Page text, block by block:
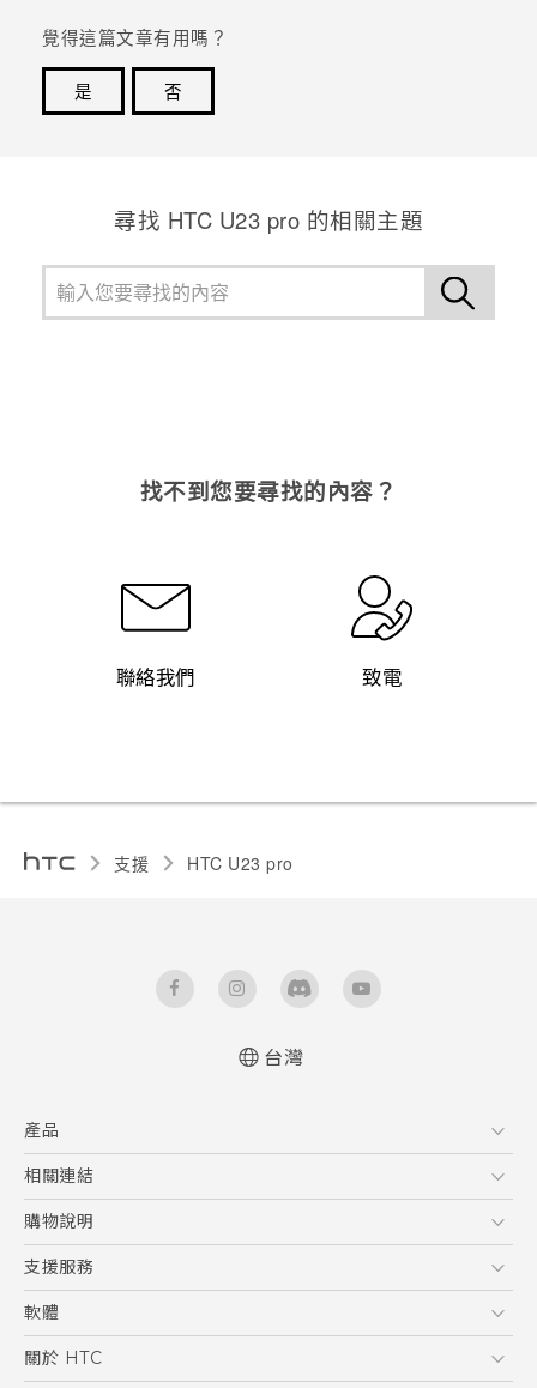
覺得這篇文章有用嗎？
是
否
尋找 HTC U23 pro 的相關主題
找不到您要尋找的內容？
聯絡我們 致電
支援 HTC U23 pro‎
User manual
台灣
產品
5G
智慧型手機
配件
相關連結
HTC Research
購物說明
購物須知
訂單管理
付款方式
支援服務
到府收送維修服務
服務中心資訊
客戶服務佈告欄
軟體
應用程式
關於 HTC